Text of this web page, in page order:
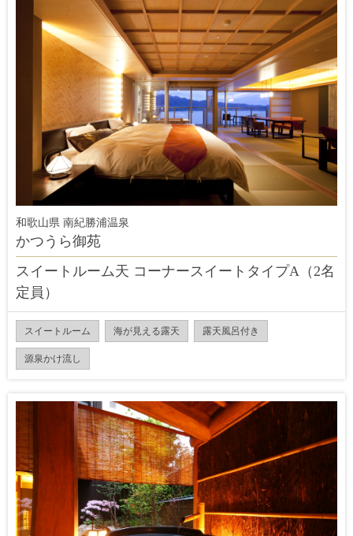
和歌山県 南紀勝浦温泉
かつうら御苑
スイートルーム天 コーナースイートタイプA（2名
定員）
スイートルーム 海が見える露天 露天風呂付き
源泉かけ流し